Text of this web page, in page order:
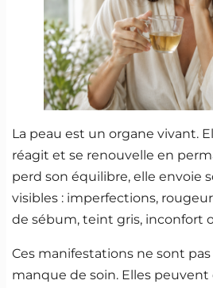
La peau est un organe vivant.
réagit et se renouvelle en
perd son équilibre, elle envoie
visibles : imperfections,
de sébum, teint gris, inconfort
Ces manifestations ne sont
manque de soin. Elles peuvent